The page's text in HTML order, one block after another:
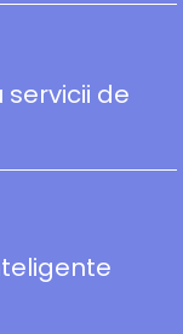
de